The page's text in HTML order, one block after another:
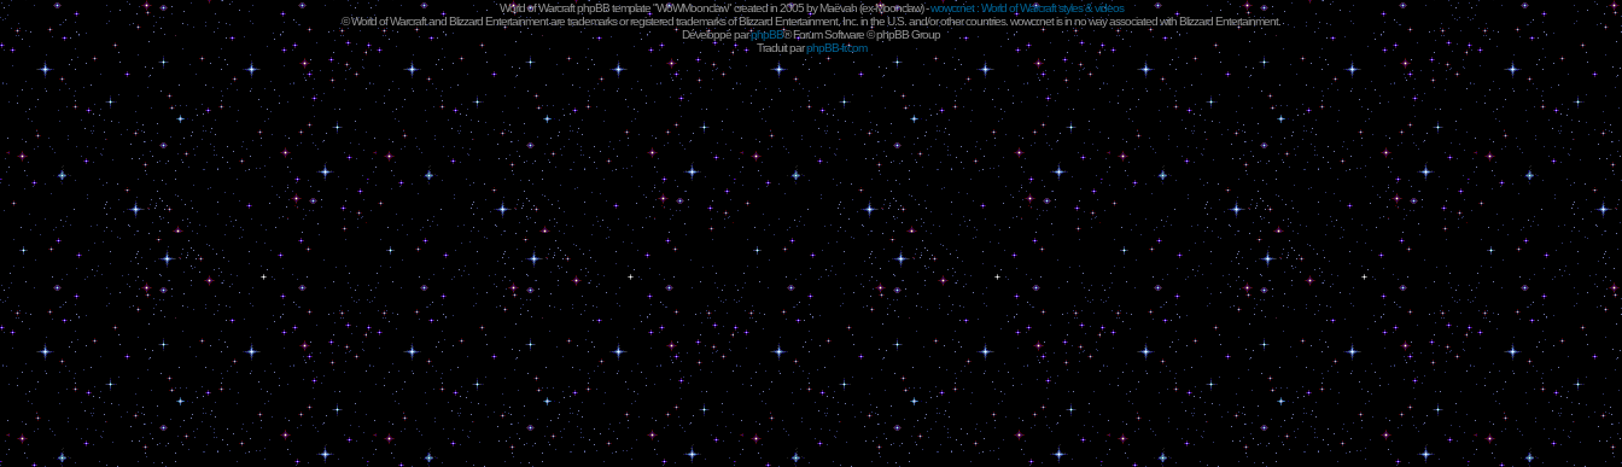
World of Warcraft phpBB template "WoWMoonclaw" created in 2005 byMaëvah(ex-Moonclaw) -wowcr.net : World of Warcraft styles & videos
©World of Warcraft and Blizzard Entertainment are trademarks or registered trademarks of Blizzard Entertainment, Inc. in the U.S. and/or other countries. wowcr.net is in no way associated with Blizzard Entertainment.
Développé parphpBB® Forum Software © phpBB Group
Traduit parphpBB-fr.com